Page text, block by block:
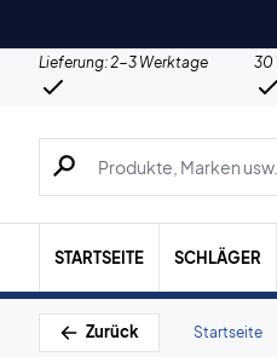
Lieferung: 2-3 Werktage 30
Suche nach Produkten,
STARTSEITE SCHLÄGER
Zurück Startseite